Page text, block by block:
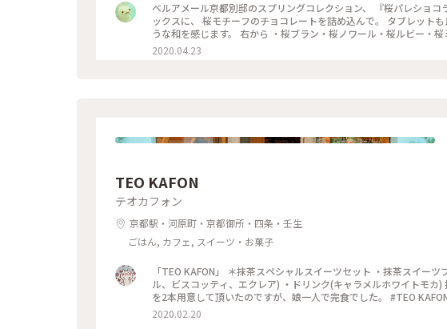
ベルアメール京都別邸のスプリングコレクション、 『桜パレショコラ』です🌸 春をぎゅっと四角く
ックスに、 桜モチーフのチョコレートを詰め込んで。 タブレットも良いですが、丸いかたちは 丸窓から桜を覗くよ
うな和を感じます。 右から ・桜ブラン・桜ノワール・桜ルビー・桜ミルク・桜フレーズ です。 桜の花のフレークや
ストロベリーにフランボワーズ、 ナッツやドライフルーツのトッ
を使用し、 一枚ずつ違う味を楽しめます♪ 金銀のキラキラと満開の桜、 テーブルの上でのお花見も良いですね😊 #
2020.04.23
TEO KAFON
テオカフォン
京都駅・河原町・京都御所・四条・壬生
ごはん, カフェ, スイーツ・お菓子
「TEO KAFON」 ＊抹茶スペシャルスイーツセット ・抹茶スイー
ル、ビスコッティ、エクレア) ・ドリンク(キャラメルホワイトモカ
を2本用意して頂いたのですが、娘一人で完食でした。 #TEO
2020.02.20